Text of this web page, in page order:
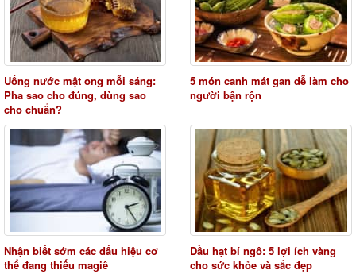
Uống nước mật ong mỗi sáng:
Pha sao cho đúng, dùng sao
cho chuẩn?
5 món canh mát gan dễ làm cho
người bận rộn
Nhận biết sớm các dấu hiệu cơ
thể đang thiếu magiê
Dầu hạt bí ngô: 5 lợi ích vàng
cho sức khỏe và sắc đẹp